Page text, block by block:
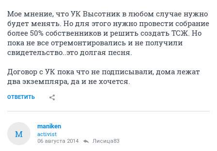
Мое мнение, что УК Высотник в любом случае нужно
будет менять. Но для этого нужно провести собрание
более 50% собственников и решить создать ТСЖ. Но
пока не все отремонтировались и не получили
свидетельство..это долгая песня.
Договор с УК пока что не подписывали, дома лежат
два экземпляра, да и не хочется.
ОТВЕТИТЬ
M
maniken
activist
06 августа 2014 Лисица83